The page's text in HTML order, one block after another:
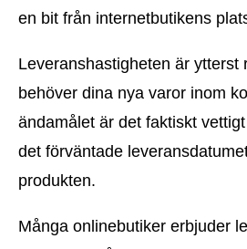
en bit från internetbutikens
Leveranshastigheten är ytterst
behöver dina nya varor inom
ändamålet är det faktiskt
det förväntade
produkten.
Många onlinebutiker erbjuder